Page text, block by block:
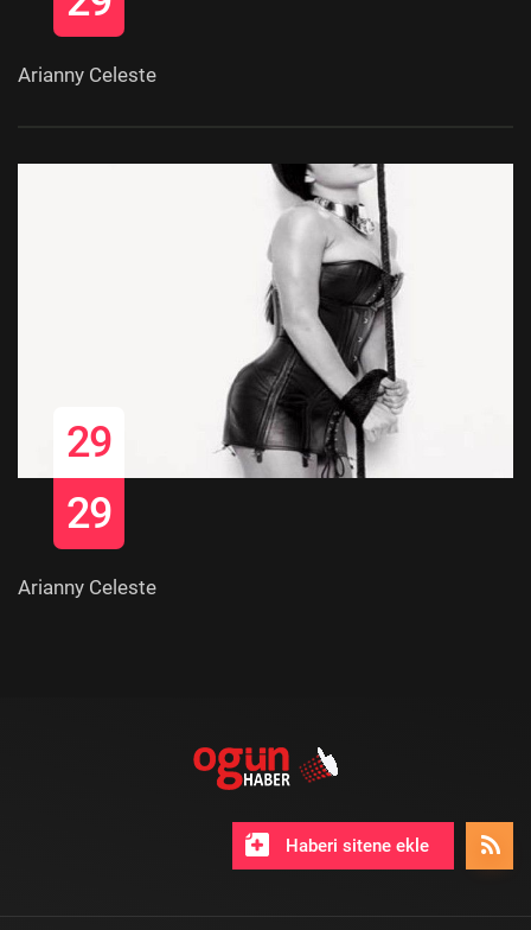
Arianny Celeste
29
29
Arianny Celeste
Haberi sitene ekle